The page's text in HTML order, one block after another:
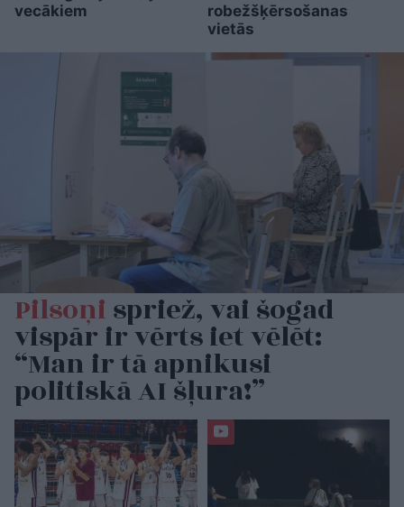
vecākiem
robežšķērsošanas
vietās
Pilsoņispriež, vai šogad
vispār ir vērts iet vēlēt:
“Man ir tā apnikusi
politiskā AI šļura!”